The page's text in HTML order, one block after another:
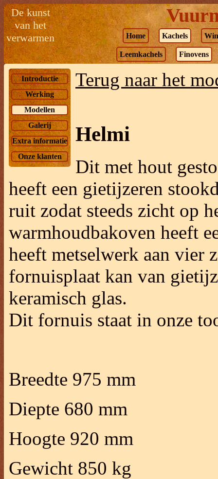
De kunst
van het
verwarmen
Home Kachels
Leemkachels Finovens
Introductie
Werking
Modellen
Galerij
Extra informatie
Onze klanten
Terug naar het
Helmi
Dit met hout
heeft een gietijzeren
ruit zodat steeds zicht op
warmhoudbakoven heeft
heeft metselwerk aan vier
fornuisplaat kan van
keramisch glas.
Dit fornuis staat in onze
Breedte 975 mm
Diepte 680 mm
Hoogte 920 mm
Gewicht 850 kg